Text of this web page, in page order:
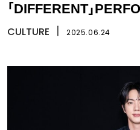
「DIFFERENT」
CULTURE 2025.06.24